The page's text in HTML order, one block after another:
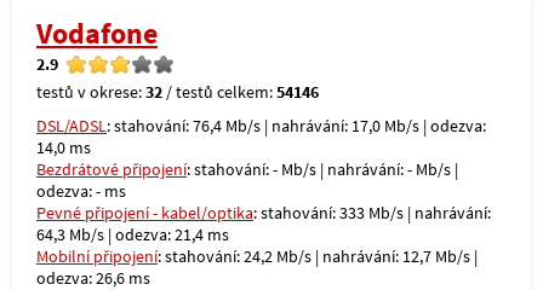
Vodafone
2.9
testů v okrese:32 / testů celkem:54146
DSL/ADSL: stahování: 76,4 Mb/s | nahrávání: 17,0 Mb/s | odezva:
14,0 ms
Bezdrátové připojení: stahování: - Mb/s | nahrávání: - Mb/s |
odezva: - ms
Pevné připojení - kabel/optika: stahování: 333 Mb/s | nahrávání:
64,3 Mb/s | odezva: 21,4 ms
Mobilní připojení: stahování: 24,2 Mb/s | nahrávání: 12,7 Mb/s |
odezva: 26,6 ms